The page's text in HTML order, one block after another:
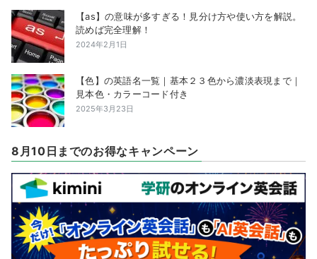
【as】の意味が多すぎる！見分け方や使い方を解説。
読めば完全理解！
2024年2月1日
【色】の英語名一覧｜基本２３色から濃淡表現まで｜
見本色・カラーコード付き
2025年3月23日
8月10日までのお得なキャンペーン